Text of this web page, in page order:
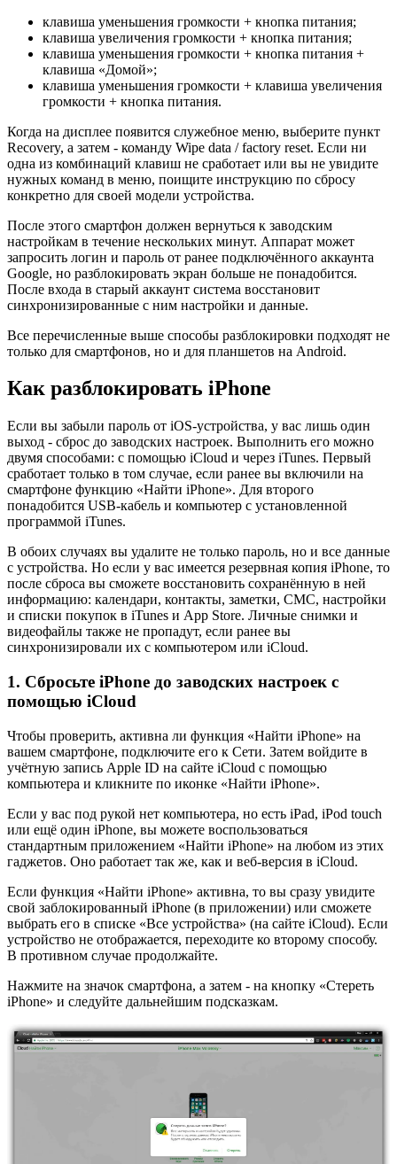
клавиша уменьшения громкости + кнопка питания;
клавиша увеличения громкости + кнопка питания;
клавиша уменьшения громкости + кнопка питания +
клавиша «Домой»;
клавиша уменьшения громкости + клавиша увеличения
громкости + кнопка питания.
Когда на дисплее появится служебное меню, выберите пункт
Recovery, а затем - команду Wipe data / factory reset. Если ни
одна из комбинаций клавиш не сработает или вы не увидите
нужных команд в меню, поищите инструкцию по сбросу
конкретно для своей модели устройства.
После этого смартфон должен вернуться к заводским
настройкам в течение нескольких минут. Аппарат может
запросить логин и пароль от ранее подключённого аккаунта
Google, но разблокировать экран больше не понадобится.
После входа в старый аккаунт система восстановит
синхронизированные с ним настройки и данные.
Все перечисленные выше способы разблокировки подходят не
только для смартфонов, но и для планшетов на Android.
Как разблокировать iPhone
Если вы забыли пароль от iOS-устройства, у вас лишь один
выход - сброс до заводских настроек. Выполнить его можно
двумя способами: c помощью iCloud и через iTunes. Первый
сработает только в том случае, если ранее вы включили на
смартфоне функцию «Найти iPhone». Для второго
понадобится USB-кабель и компьютер с установленной
программой iTunes.
В обоих случаях вы удалите не только пароль, но и все данные
с устройства. Но если у вас имеется резервная копия iPhone, то
после сброса вы сможете восстановить сохранённую в ней
информацию: календари, контакты, заметки, СМС, настройки
и списки покупок в iTunes и App Store. Личные снимки и
видеофайлы также не пропадут, если ранее вы
синхронизировали их с компьютером или iCloud.
1. Сбросьте iPhone до заводских настроек c
помощью iCloud
Чтобы проверить, активна ли функция «Найти iPhone» на
вашем смартфоне, подключите его к Сети. Затем войдите в
учётную запись Apple ID на сайте iCloud с помощью
компьютера и кликните по иконке «Найти iPhone».
Если у вас под рукой нет компьютера, но есть iPad, iPod touch
или ещё один iPhone, вы можете воспользоваться
стандартным приложением «Найти iPhone» на любом из этих
гаджетов. Оно работает так же, как и веб-версия в iCloud.
Если функция «Найти iPhone» активна, то вы сразу увидите
свой заблокированный iPhone (в приложении) или сможете
выбрать его в списке «Все устройства» (на сайте iCloud). Если
устройство не отображается, переходите ко второму способу.
В противном случае продолжайте.
Нажмите на значок смартфона, а затем - на кнопку «Стереть
iPhone» и следуйте дальнейшим подсказкам.